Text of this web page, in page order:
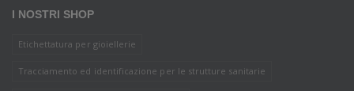
I NOSTRI SHOP
Etichettatura per gioiellerie
Tracciamento ed identificazione per le strutture sanitarie